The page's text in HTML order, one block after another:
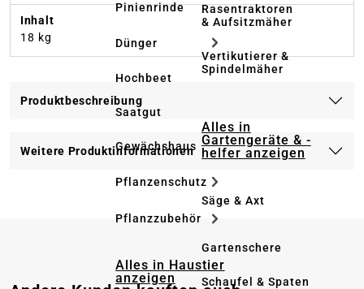
Pinienrinde
Dünger
Hochbeet
Saatgut
Gewächshaus
Pflanzenschutz
Pflanzzubehör
Alles in Haustier
anzeigen
Rasentraktoren
& Aufsitzmäher
Vertikutierer &
Spindelmäher
Alles in
Gartengeräte & -
helfer anzeigen
Säge & Axt
Gartenschere
Schaufel & Spaten
Inhalt
18 kg
Produktbeschreibung
Weitere Produktinformationen